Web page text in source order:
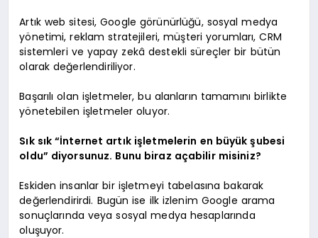
Artık web sitesi, Google görünürlüğü, sosyal medya
yönetimi, reklam stratejileri, müşteri yorumları, CRM
sistemleri ve yapay zekâ destekli süreçler bir bütün
olarak değerlendiriliyor.
Başarılı olan işletmeler, bu alanların tamamını birlikte
yönetebilen işletmeler oluyor.
Sık sık “İnternet artık işletmelerin en büyük şubesi
oldu” diyorsunuz. Bunu biraz açabilir misiniz?
Eskiden insanlar bir işletmeyi tabelasına bakarak
değerlendirirdi. Bugün ise ilk izlenim Google arama
sonuçlarında veya sosyal medya hesaplarında
oluşuyor.